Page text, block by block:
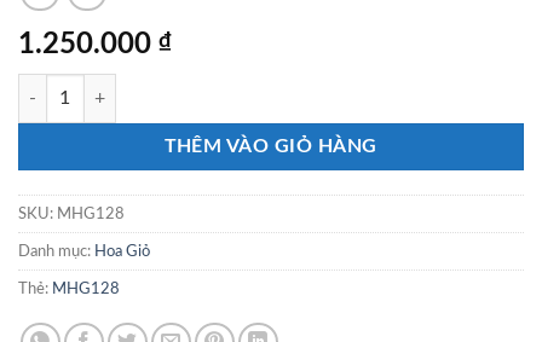
1.250.000 ₫
MHG128 số lượng
THÊM VÀO GIỎ HÀNG
SKU: MHG128
Danh mục: Hoa Giỏ
Thẻ: MHG128